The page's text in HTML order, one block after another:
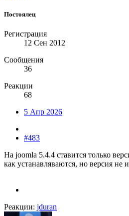
Постоялец
Регистрация
12 Сен 2012
Сообщения
36
Реакции
68
5 Апр 2026
#483
На joomla ‎5.4.4 ставится только
как устанавляваются, но версия не
Реакции: jduran